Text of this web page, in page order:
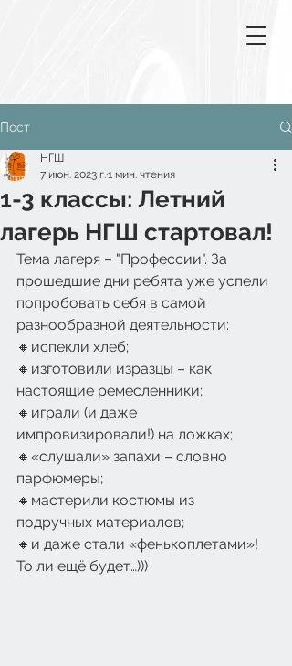
Пост
1-3 классы: Летний
лагерь НГШ стартовал!
НГШ
7 июн. 2023 г.1 мин. чтения
Тема лагеря – "Профессии". За
прошедшие дни ребята уже успели
попробовать себя в самой
разнообразной деятельности:
🔸испекли хлеб;
🔸изготовили изразцы – как
настоящие ремесленники;
🔸играли (и даже
импровизировали!) на ложках;
🔸«слушали» запахи – словно
парфюмеры;
🔸мастерили костюмы из
подручных материалов;
🔸и даже стали «фенькоплетами»!
То ли ещё будет…)))